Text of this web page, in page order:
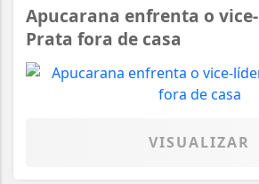
Apucarana enfrenta o
Prata fora de casa
VISUALIZAR